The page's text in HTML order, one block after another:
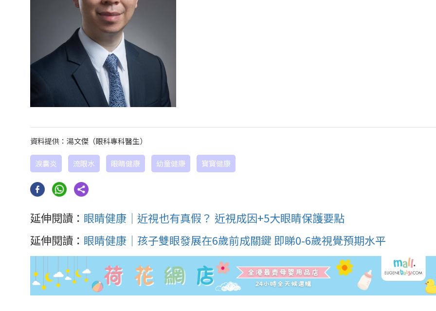
資料提供：湯文傑（眼科專科醫生）
淚囊炎 流眼水 眼睛健康 幼童健康 寶寶健康
延伸閱讀： 眼睛健康｜近視也有真假？ 近視成因+5大眼睛保護要點
延伸閱讀： 眼睛健康｜孩子雙眼發展在6歲前成關鍵 即睇0-6歲視覺預期水平